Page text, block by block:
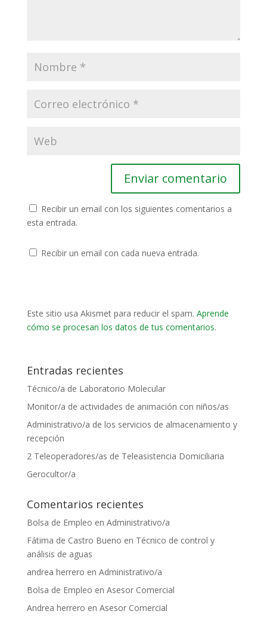
Recibir un email con los siguientes comentarios a
esta entrada.
Recibir un email con cada nueva entrada.
Este sitio usa Akismet para reducir el spam. Aprende
cómo se procesan los datos de tus comentarios.
Entradas recientes
Técnico/a de Laboratorio Molecular
Monitor/a de actividades de animación con niños/as
Administrativo/a de los servicios de almacenamiento y
recepción
2 Teleoperadores/as de Teleasistencia Domiciliaria
Gerocultor/a
Comentarios recientes
Bolsa de Empleo en Administrativo/a
Fátima de Castro Bueno en Técnico de control y
análisis de aguas
andrea herrero en Administrativo/a
Bolsa de Empleo en Asesor Comercial
Andrea herrero en Asesor Comercial